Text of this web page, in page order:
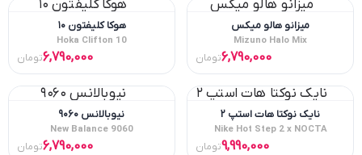
میزانو هالو میکس
Mizuno Halo Mix
6,790,000تومان
هوکا کلیفتون ۱۰
Hoka Clifton 10
6,790,000تومان
نایک نوکتا هات استپ ۲
Nike Hot Step 2 x NOCTA
9,990,000تومان
نیوبالانس ۹۰۶۰
New Balance 9060
6,790,000تومان